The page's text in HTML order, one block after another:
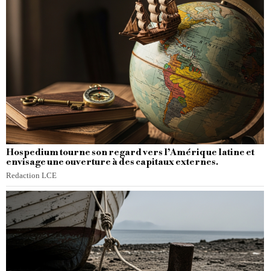
Hospedium tourne son regard vers l’Amérique latine et
envisage une ouverture à des capitaux externes.
Redaction LCE